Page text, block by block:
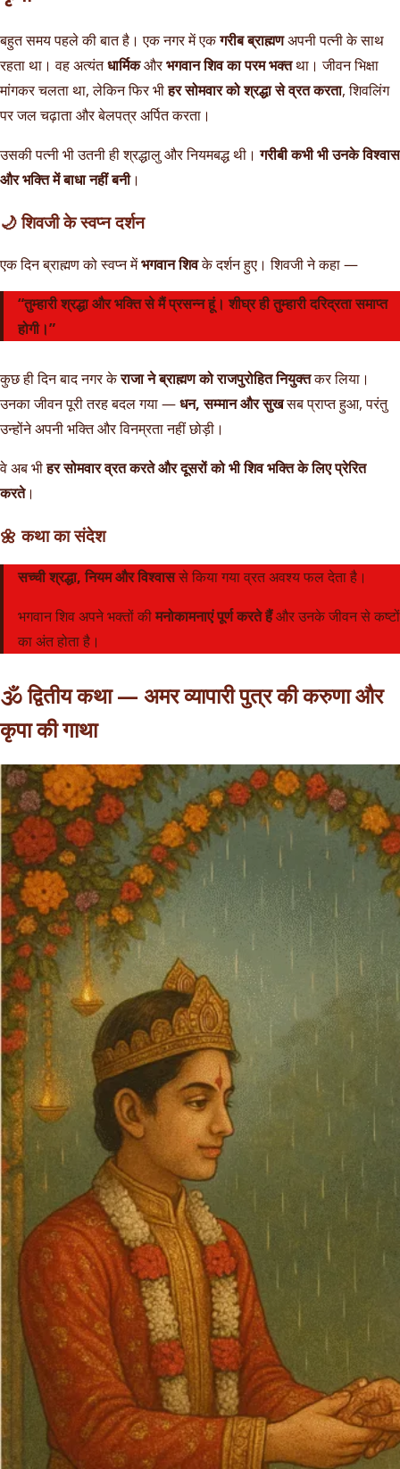
बहुत समय पहले की बात है। एक नगर में एकगरीब ब्राह्मणअपनी पत्नी के साथ
रहता था। वह अत्यंतधार्मिकऔरभगवान शिव का परम भक्तथा। जीवन भिक्षा
मांगकर चलता था, लेकिन फिर भीहर सोमवार को श्रद्धा से व्रत करता, शिवलिंग
पर जल चढ़ाता और बेलपत्र अर्पित करता।
उसकी पत्नी भी उतनी ही श्रद्धालु और नियमबद्ध थी।गरीबी कभी भी उनके विश्वास
और भक्ति में बाधा नहीं बनी।
🌙 शिवजी के स्वप्न दर्शन
एक दिन ब्राह्मण को स्वप्न मेंभगवान शिवके दर्शन हुए। शिवजी ने कहा —
“तुम्हारी श्रद्धा और भक्ति से मैं प्रसन्न हूं। शीघ्र ही तुम्हारी दरिद्रता समाप्त
होगी।”
कुछ ही दिन बाद नगर केराजा ने ब्राह्मण को राजपुरोहित नियुक्तकर लिया।
उनका जीवन पूरी तरह बदल गया —धन, सम्मान और सुखसब प्राप्त हुआ, परंतु
उन्होंने अपनी भक्ति और विनम्रता नहीं छोड़ी।
वे अब भीहर सोमवार व्रत करते और दूसरों को भी शिव भक्ति के लिए प्रेरित
करते।
🌼कथा का संदेश
सच्ची श्रद्धा, नियम और विश्वाससे किया गया व्रत अवश्य फल देता है।
भगवान शिव अपने भक्तों कीमनोकामनाएं पूर्ण करते हैंऔर उनके जीवन से कष्टों
का अंत होता है।
🕉️द्वितीय कथा — अमर व्यापारी पुत्र की करुणा और
कृपा की गाथा